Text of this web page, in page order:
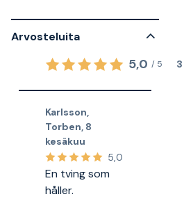
Arvosteluita
5,0 / 5 3
Karlsson,
Torben, 8
kesäkuu
5,0
En tving som
håller.